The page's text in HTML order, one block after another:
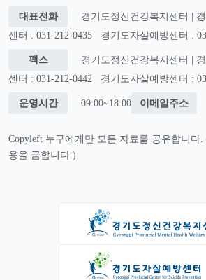
대표전화
경기도정신건강복지센터 |
센터 : 031-212-0435
경기도자살예방센터 :
팩스
경기도정신건강복지센터 |
센터 : 031-212-0442
경기도자살예방센터 :
운영시간 09:00~18:00 이메일주소
Copyleft 누구에게만 모든 자료를 공유합니다
용을 금합니다.)